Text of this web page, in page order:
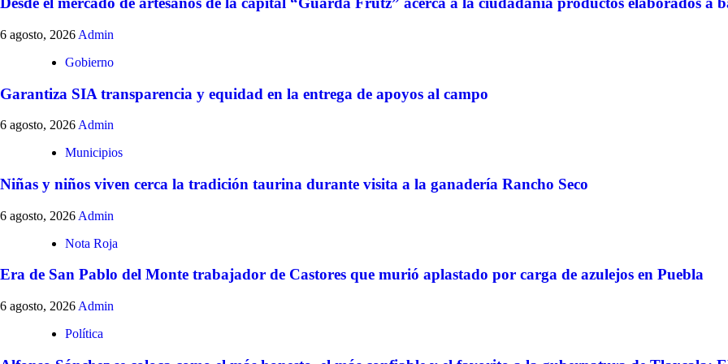
6 agosto, 2026 Admin
Gobierno
Garantiza SIA transparencia y equidad en la entrega de apoyos al campo
6 agosto, 2026 Admin
Municipios
Niñas y niños viven cerca la tradición taurina durante visita a la ganadería Rancho Seco
6 agosto, 2026 Admin
Nota Roja
Era de San Pablo del Monte trabajador de Castores que murió aplastado por carga de azulejos en Puebla
6 agosto, 2026 Admin
Política